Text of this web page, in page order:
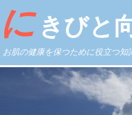
に きびと
お肌の健康を保つために役立つ知